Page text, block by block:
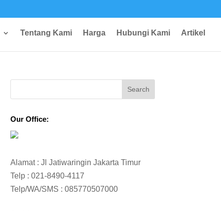
Tentang Kami Harga Hubungi Kami Artikel
Our Office:
Alamat : Jl Jatiwaringin Jakarta Timur
Telp :021-8490-4117
Telp/WA/SMS :085770507000